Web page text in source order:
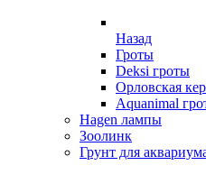
Назад
Гроты
Deksi гроты
Орловская
Aquanimal
Hagen лампы
Зоолинк
Грунт для